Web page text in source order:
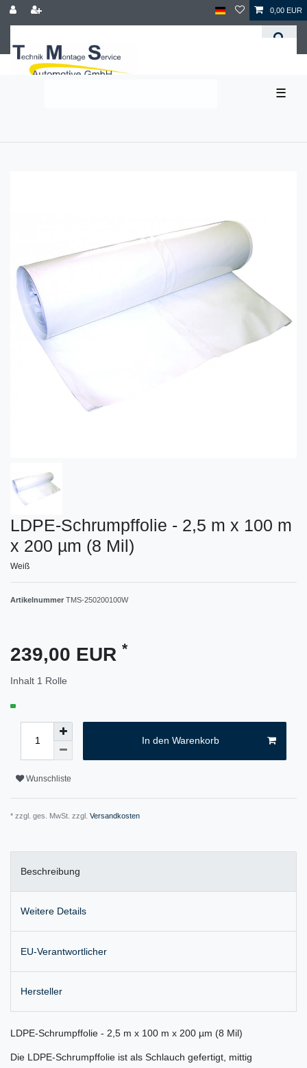
0,00 EUR
☰
LDPE-Schrumpffolie - 2,5 m x 100 m
x 200 µm (8 Mil)
Weiß
Artikelnummer TMS-250200100W
239,00 EUR *
Inhalt 1 Rolle
In den Warenkorb
Wunschliste
* zzgl. ges. MwSt. zzgl. Versandkosten
Beschreibung
Weitere Details
EU-Verantwortlicher
Hersteller
LDPE-Schrumpffolie - 2,5 m x 100 m x 200 µm (8 Mil)
Die LDPE-Schrumpffolie ist als Schlauch gefertigt, mittig